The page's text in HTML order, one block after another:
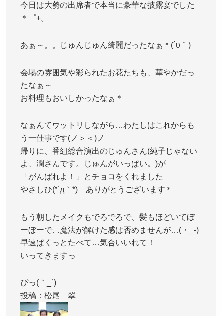
今日は大勢の出席者で本当に豪華な披露宴でした
＊゜+。
あぁ～。。じゅんじゅん綺麗だったなぁ＊(´υ｀)
会場の雰囲気や彩られたお花たちも、華やかだっ
たなぁ～
お料理もおいしかったなぁ＊
なぁんてウットリしながら…わたしはこれからも
う一仕事です(ノ＞＜)ノ
帰りに、番組総合演出のじゅんさん(純子じゃない
よ、潤さんです。じゅんがいっぱい。)が
「がんばれよ！」とチョコをくれました
やさしひ(*´д｀*) ありがとうございます＊
もう朝したメイクもでろでろで、髪もほどいてぼ
ーぼーで…魔法が解けた感は否めませんが…(・_-)
早速ぱくっとたべて…気合いいれて！
いってきますっ
ぴっ(｀_´)ゞ
投稿：松尾 翠